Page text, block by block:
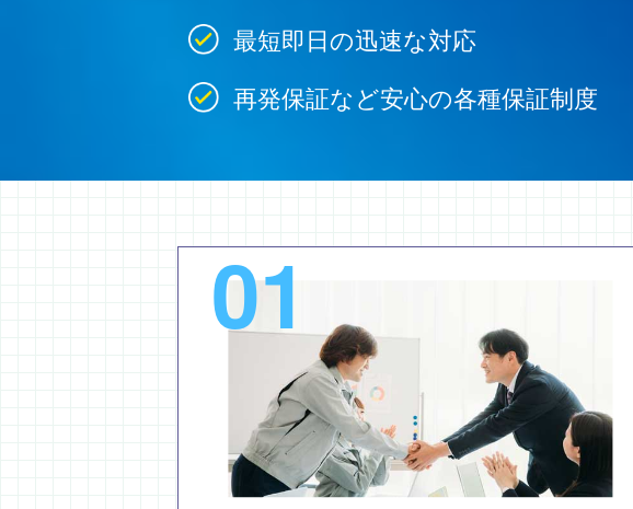
最短即日の迅速な対応
再発保証など安心の各種保証制度
01